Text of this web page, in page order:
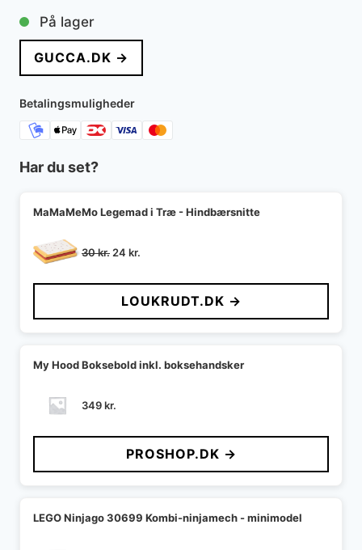
På lager
GUCCA.DK →
Betalingsmuligheder
Har du set?
MaMaMeMo Legemad i Træ - Hindbærsnitte
30kr. Den
pris
var:
30 kr..
24 kr.
pris
er:
24 kr..
LOUKRUDT.DK →
My Hood Boksebold inkl. boksehandsker
349kr.
PROSHOP.DK →
LEGO Ninjago 30699 Kombi-ninjamech - minimodel